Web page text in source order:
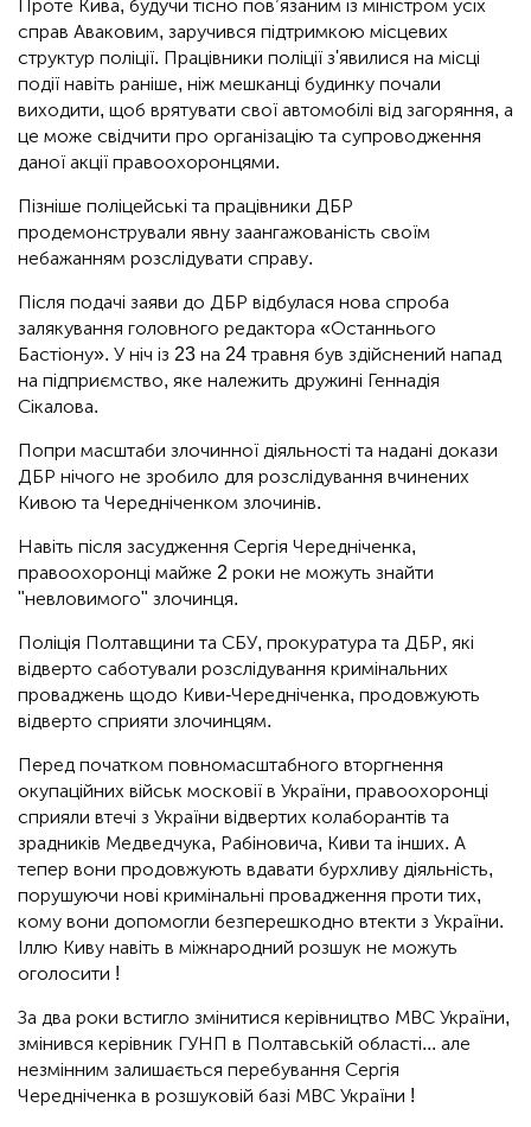
Проте Кива, будучи тісно пов’язаним із міністром усіх
справ Аваковим, заручився підтримкою місцевих
структур поліції. Працівники поліції з'явилися на місці
події навіть раніше, ніж мешканці будинку почали
виходити, щоб врятувати свої автомобілі від загоряння, а
це може свідчити про організацію та супроводження
даної акції правоохоронцями.
Пізніше поліцейські та працівники ДБР
продемонстрували явну заангажованість своїм
небажанням розслідувати справу.
Після подачі заяви до ДБР відбулася нова спроба
залякування головного редактора «Останнього
Бастіону». У ніч із 23 на 24 травня був здійснений напад
на підприємство, яке належить дружині Геннадія
Сікалова.
Попри масштаби злочинної діяльності та надані докази
ДБР нічого не зробило для розслідування вчинених
Кивою та Чередніченком злочинів.
Навіть після засудження Сергія Чередніченка,
правоохоронці майже 2 роки не можуть знайти
"невловимого" злочинця.
Поліція Полтавщини та СБУ, прокуратура та ДБР, які
відверто саботували розслідування кримінальних
проваджень щодо Киви-Чередніченка, продовжують
відверто сприяти злочинцям.
Перед початком повномасштабного вторгнення
окупаційних військ московії в України, правоохоронці
сприяли втечі з України відвертих колаборантів та
зрадників Медведчука, Рабіновича, Киви та інших. А
тепер вони продовжують вдавати бурхливу діяльність,
порушуючи нові кримінальні провадження проти тих,
кому вони допомогли безперешкодно втекти з України.
Іллю Киву навіть в міжнародний розшук не можуть
оголосити !
За два роки встигло змінитися керівництво МВС України,
змінився керівник ГУНП в Полтавській області... але
незмінним залишається перебування Сергія
Чередніченка в розшуковій базі МВС України !